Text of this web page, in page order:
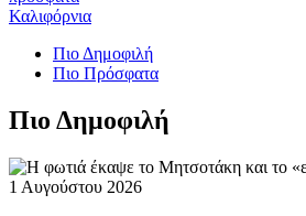
Καλιφόρνια
Πιο Δημοφιλή
Πιο Πρόσφατα
Πιο Δημοφιλή
1 Αυγούστου 2026